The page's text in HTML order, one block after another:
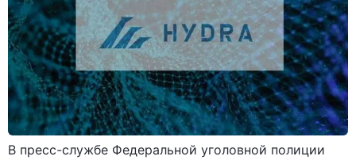
В пресс-службе Федеральной уголовной полиции